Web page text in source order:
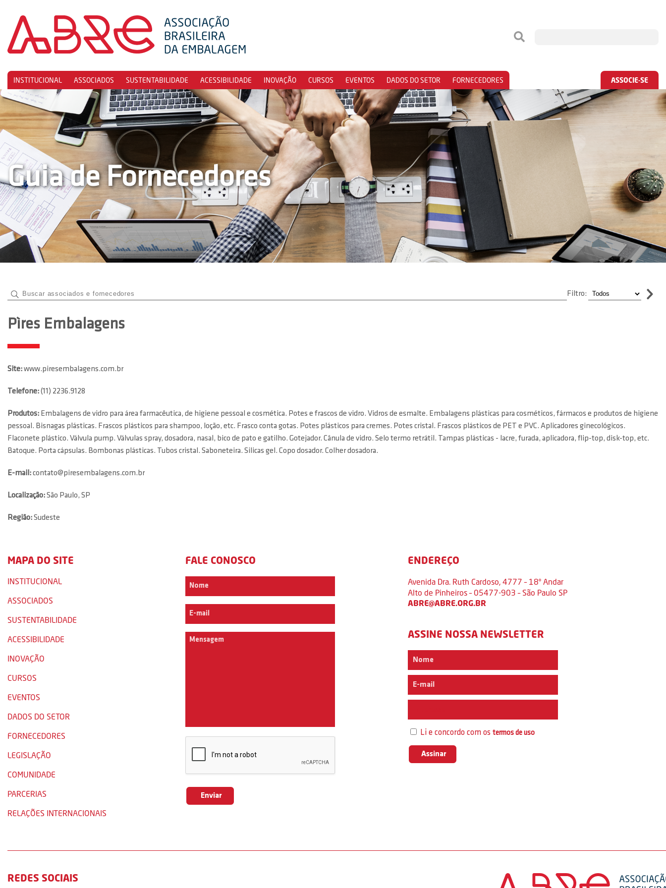
INSTITUCIONAL ASSOCIADOS SUSTENTABILIDADE ACESSIBILIDADE INOVAÇÃO CURSOS EVENTOS DADOS DO SETOR FORNECEDORES ASSOCIE-SE
Guia de Fornecedores
Filtro:
Pìres Embalagens
Site:www.piresembalagens.com.br
Telefone:(11) 2236.9128
Produtos: Embalagens de vidro para área farmacêutica, de higiene pessoal e cosmética. Potes e frascos de vidro. Vidros de esmalte. Embalagens plásticas para cosméticos, fármacos e produtos de higiene
pessoal. Bisnagas plásticas. Frascos plásticos para shampoo, loção, etc. Frasco conta gotas. Potes plásticos para cremes. Potes cristal. Frascos plásticos de PET e PVC. Aplicadores ginecológicos.
Flaconete plástico. Válvula pump. Válvulas spray, dosadora, nasal, bico de pato e gatilho. Gotejador. Cânula de vidro. Selo termo retrátil. Tampas plásticas - lacre, furada, aplicadora, flip-top, disk-top, etc.
Batoque. Porta cápsulas. Bombonas plásticas. Tubos cristal. Saboneteira. Silicas gel. Copo dosador. Colher dosadora.
E-mail:contato@piresembalagens.com.br
Localização:São Paulo, SP
Região:Sudeste
MAPA DO SITE
INSTITUCIONAL
ASSOCIADOS
SUSTENTABILIDADE
ACESSIBILIDADE
INOVAÇÃO
CURSOS
EVENTOS
DADOS DO SETOR
FORNECEDORES
LEGISLAÇÃO
COMUNIDADE
PARCERIAS
RELAÇÕES INTERNACIONAIS
FALE CONOSCO ENDEREÇO
Avenida Dra. Ruth Cardoso, 4777 – 18º Andar
Alto de Pinheiros – 05477-903 – São Paulo SP
ABRE@ABRE.ORG.BR
ASSINE NOSSA NEWSLETTER
Li e concordo com ostermos de uso
REDES SOCIAIS